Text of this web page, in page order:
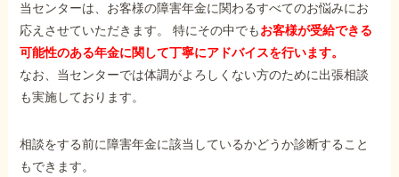
当センターは、お客様の障害年金に関わるすべてのお悩みにお
応えさせていただきます。 特にその中でもお客様が受給できる
可能性のある年金に関して丁寧にアドバイスを行います。
なお、当センターでは体調がよろしくない方のために出張相談
も実施しております。
相談をする前に障害年金に該当しているかどうか診断すること
もできます。